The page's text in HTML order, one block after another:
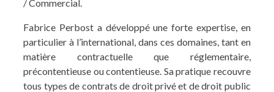
/ Commercial.
Fabrice Perbost a développé une forte expertise, en
particulier à l’international, dans ces domaines, tant en
matière contractuelle que réglementaire,
précontentieuse ou contentieuse. Sa pratique recouvre
tous types de contrats de droit privé et de droit public